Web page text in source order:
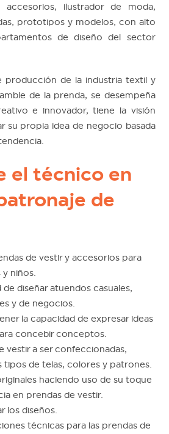
accesorios, ilustrador de moda,
prototipos y modelos, con alto
de diseño del sector
producción de la industria textil y
de la prenda, se desempeña
e innovador, tiene la visión
su propia idea de negocio basada
el técnico en
de
de vestir y accesorios para
niños.
de diseñar atuendos casuales,
y de negocios.
la capacidad de expresar ideas
concebir conceptos.
vestir a ser confeccionadas,
tipos de telas, colores y patrones.
haciendo uso de su toque
en prendas de vestir.
los diseños.
técnicas para las prendas de